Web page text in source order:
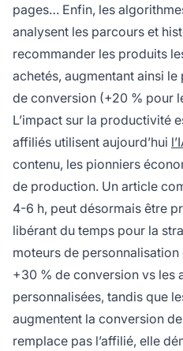
pages… Enfin, les
analysent les parcours et
recommander les produits
achetés, augmentant ainsi
de conversion (+20 % pour
L’impact sur la productivité
affiliés utilisent aujourd’hui
contenu, les pionniers
de production. Un article
4-6 h, peut désormais être
libérant du temps pour la
moteurs de
+30 % de conversion vs les
personnalisées, tandis que
augmentent la conversion de
remplace pas l’affilié, elle